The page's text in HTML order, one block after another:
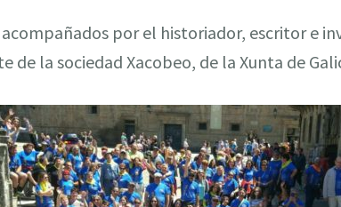
por el historiador, escritor e
de la sociedad Xacobeo, de la Xunta de